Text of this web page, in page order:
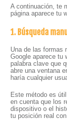
A continuación, te
página aparece tu
1. Búsqueda
Una de las formas
Google aparece tu
palabra clave que
abre una ventana
haría cualquier
Este método es
en cuenta que los
dispositivo o el
tu posición real